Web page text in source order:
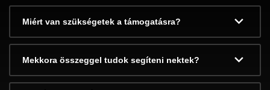
Miért van szükségetek a támogatásra?
Mekkora összeggel tudok segíteni nektek?